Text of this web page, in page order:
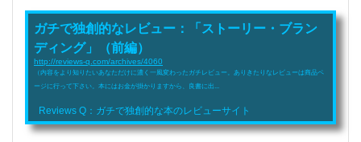
ガチで独創的なレビュー：「ストーリー・ブラン
ディング」（前編）
http://reviews-q.com/archives/4060
（内容をより知りたいあなただけに濃く一風変わったガチレビュー。ありきたりなレビューは商品ペ
ージに行って下さい。本にはお金が掛かりますから、良書に出...
Reviews Q：ガチで独創的な本のレビューサイト